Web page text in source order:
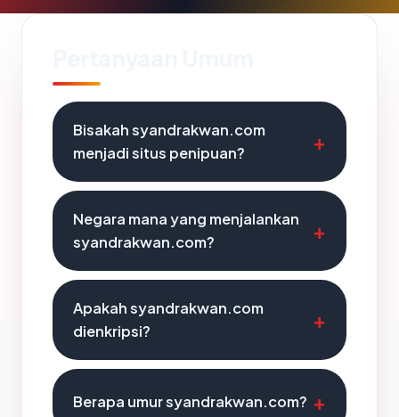
Bisakah syandrakwan.com
menjadi situs penipuan?
Negara mana yang menjalankan
syandrakwan.com?
Apakah syandrakwan.com
dienkripsi?
Berapa umur syandrakwan.com?